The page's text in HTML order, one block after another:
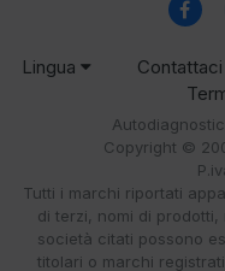
Lingua Contattaci
Copyright ©
Tutti i marchi riportati
di terzi, nomi di
società citati possono
titolari o marchi